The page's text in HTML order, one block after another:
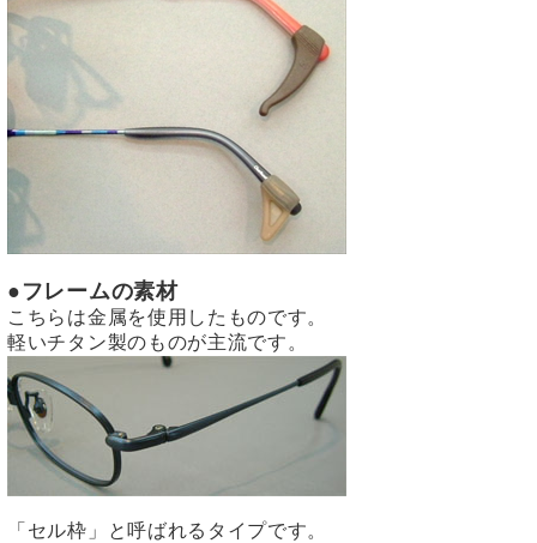
●フレームの素材
こちらは金属を使用したものです。
軽いチタン製のものが主流です。
「セル枠」と呼ばれるタイプです。